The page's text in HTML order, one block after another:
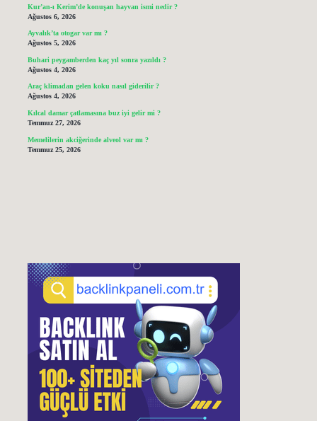
Kur’an-ı Kerim’de konuşan hayvan ismi nedir ?
Ağustos 6, 2026
Ayvalık’ta otogar var mı ?
Ağustos 5, 2026
Buhari peygamberden kaç yıl sonra yazıldı ?
Ağustos 4, 2026
Araç klimadan gelen koku nasıl giderilir ?
Ağustos 4, 2026
Kılcal damar çatlamasına buz iyi gelir mi ?
Temmuz 27, 2026
Memelilerin akciğerinde alveol var mı ?
Temmuz 25, 2026